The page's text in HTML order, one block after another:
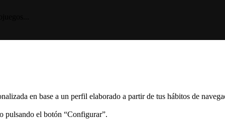
en base a un perfil elaborado a partir de tus hábitos de
pulsando el botón “Configurar”.